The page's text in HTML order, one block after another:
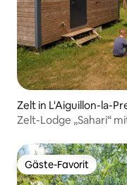
Zelt in L'Aiguillon-la-
Zelt-Lodge „Sahari“
Gäste-Favorit
Gäste-Favorit